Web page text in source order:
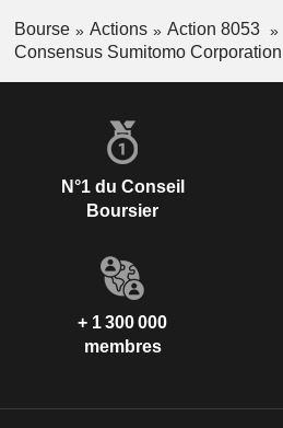
Bourse Actions
Action 8053
Consensus Sumitomo Corporation
N°1 du Conseil
Boursier
+ 1 300 000
membres